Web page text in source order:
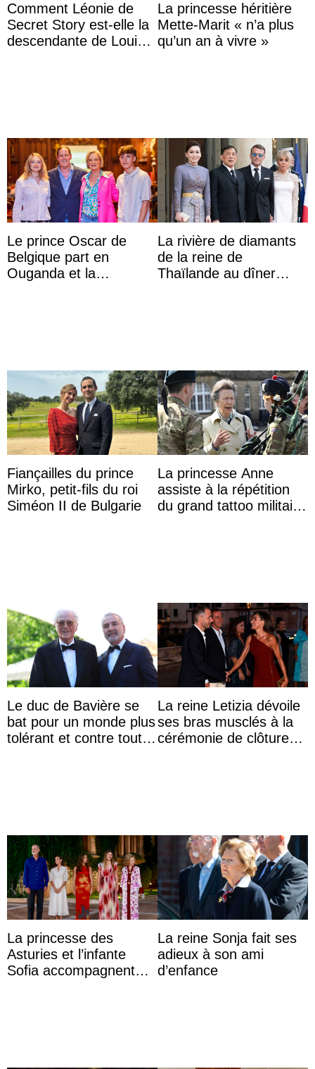
Comment Léonie de
Secret Story est-elle la
descendante de Louis
La princesse héritière
Mette-Marit « n’a plus
qu’un an à vivre »
Le prince Oscar de
Belgique part en
Ouganda et la
La rivière de diamants
de la reine de
Thaïlande au dîner
Fiançailles du prince
Mirko, petit-fils du roi
Siméon II de Bulgarie
La princesse Anne
assiste à la répétition
du grand tattoo militaire
Le duc de Bavière se
bat pour un monde plus
tolérant et contre toute
La reine Letizia dévoile
ses bras musclés à la
cérémonie de clôture
La princesse des
Asturies et l’infante
Sofia accompagnent
La reine Sonja fait ses
adieux à son ami
d’enfance